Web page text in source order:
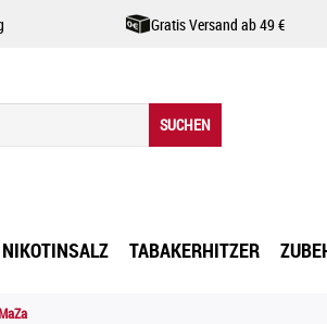
Gratis Versand ab 49 €
SUCHEN
NIKOTINSALZ TABAKERHITZER